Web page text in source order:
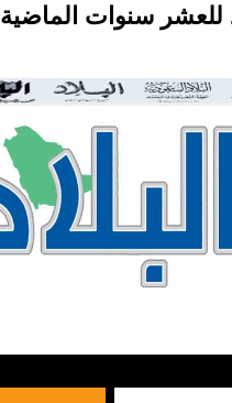
للعشر سنوات الماضية